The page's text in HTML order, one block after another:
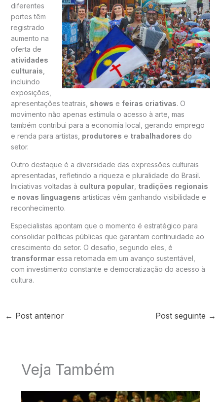
diferentes
portes têm
registrado
aumento na
oferta de
atividades
culturais
incluindo
exposições,
apresentações teatrais, shows e feiras criativas. O
movimento não apenas estimula o acesso à arte, mas
também contribui para a economia local, gerando emprego
e renda para artistas, produtores e trabalhadores do
setor.
Outro destaque é a diversidade das expressões culturais
apresentadas, refletindo a riqueza e pluralidade do Brasil.
Iniciativas voltadas à cultura popular, tradições regionais
e novas linguagens artísticas vêm ganhando visibilidade e
reconhecimento.
Especialistas apontam que o momento é estratégico para
consolidar políticas públicas que garantam continuidade ao
crescimento do setor. O desafio, segundo eles, é
transformaressa retomada em um avanço sustentável,
com investimento constante e democratização do acesso à
cultura.
← Post anterior Post seguinte →
Veja Também